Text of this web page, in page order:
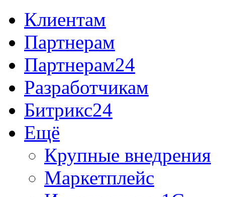
Клиентам
Партнерам
Партнерам24
Разработчикам
Битрикс24
Ещё
Крупные внедрения
Маркетплейс